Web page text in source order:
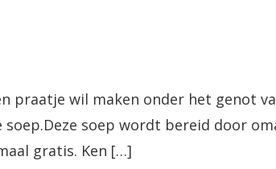
praatje wil maken onder het genot
soep wordt bereid door
gratis. Ken […]